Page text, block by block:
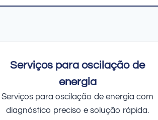
Serviços para oscilação de
energia
Serviços para oscilação de energia com
diagnóstico preciso e solução rápida.